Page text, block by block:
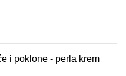
i poklone - perla krem